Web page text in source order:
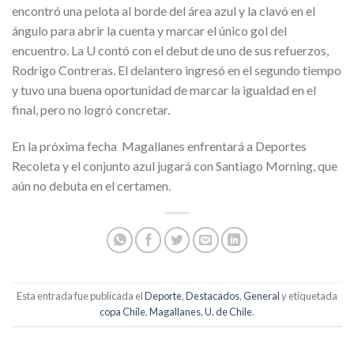
encontró una pelota al borde del área azul y la clavó en el
ángulo para abrir la cuenta y marcar el único gol del
encuentro. La U contó con el debut de uno de sus refuerzos,
Rodrigo Contreras. El delantero ingresó en el segundo tiempo
y tuvo una buena oportunidad de marcar la igualdad en el
final, pero no logró concretar.
En la próxima fecha Magallanes enfrentará a Deportes
Recoleta y el conjunto azul jugará con Santiago Morning, que
aún no debuta en el certamen.
Esta entrada fue publicada elDeporte,Destacados,Generaly etiquetada
copa Chile,Magallanes,U. de Chile.